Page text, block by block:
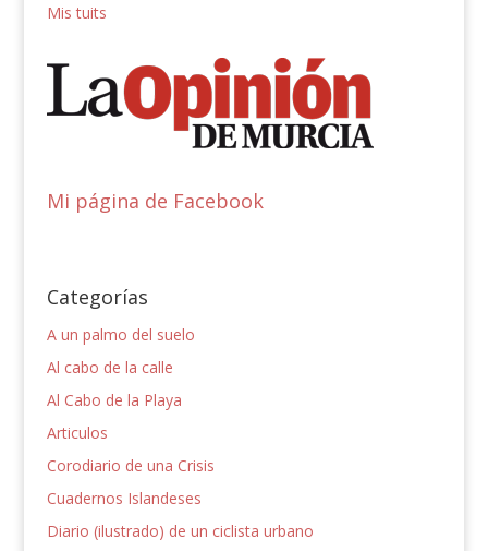
Mis tuits
Mi página de Facebook
Categorías
A un palmo del suelo
Al cabo de la calle
Al Cabo de la Playa
Articulos
Corodiario de una Crisis
Cuadernos Islandeses
Diario (ilustrado) de un ciclista urbano